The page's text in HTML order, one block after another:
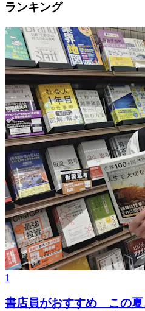
ランキング
1
書店員がおすすめ この夏